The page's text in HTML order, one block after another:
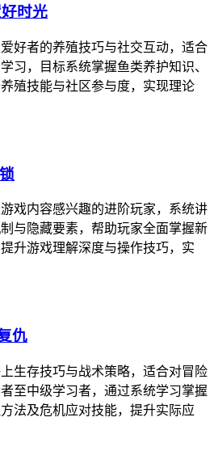
时光
好者的养殖技巧与社交互动，适合
习，目标系统掌握鱼类养护知识、
殖技能与社区参与度，实现理论
戏内容感兴趣的进阶玩家，系统讲
与隐藏要素，帮助玩家全面掌握新
升游戏理解深度与操作技巧，实
仇
生存技巧与战术策略，适合对冒险
至中级学习者，通过系统学习掌握
法及危机应对技能，提升实际应